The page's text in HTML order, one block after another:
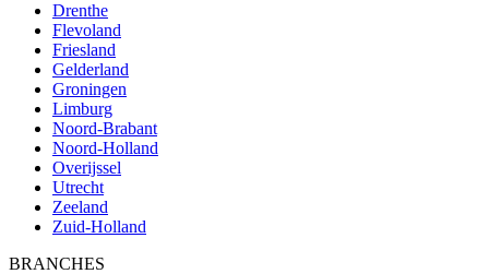
Drenthe
Flevoland
Friesland
Gelderland
Groningen
Limburg
Noord-Brabant
Noord-Holland
Overijssel
Utrecht
Zeeland
Zuid-Holland
BRANCHES